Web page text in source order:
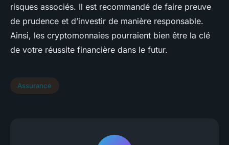
risques associés. Il est recommandé de faire preuve
de prudence et d’investir de manière responsable.
Ainsi, les cryptomonnaies pourraient bien être la clé
de votre réussite financière dans le futur.
Assurance